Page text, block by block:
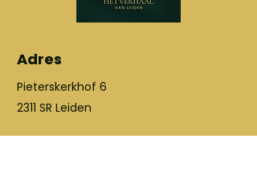
Adres
Pieterskerkhof 6
2311 SR Leiden